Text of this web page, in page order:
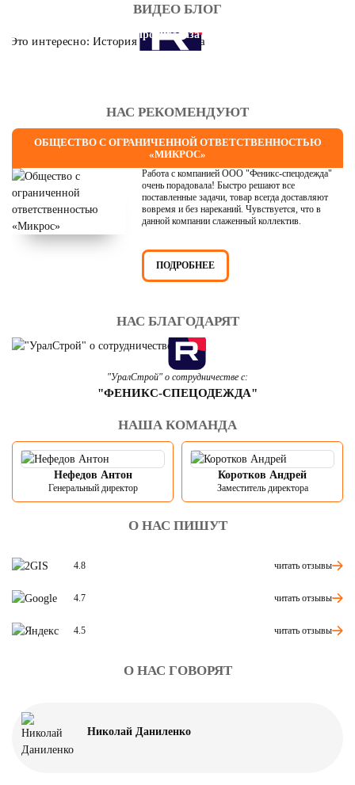
ВИДЕО БЛОГ
Это интересно: История противогаза
НАС РЕКОМЕНДУЮТ
ОБЩЕСТВО С ОГРАНИЧЕННОЙ ОТВЕТСТВЕННОСТЬЮ
«МИКРОС»
Работа с компанией ООО "Феникс-спецодежда"
очень порадовала! Быстро решают все
поставленные задачи, товар всегда доставляют
вовремя и без нареканий. Чувствуется, что в
данной компании слаженный коллектив.
ПОДРОБНЕЕ
НАС БЛАГОДАРЯТ
"УралСтрой" о сотрудничестве с:
"ФЕНИКС-СПЕЦОДЕЖДА"
НАША КОМАНДА
Нефедов Антон
Генеральный директор
Коротков Андрей
Заместитель директора
О НАС ПИШУТ
4.8 читать отзывы
4.7 читать отзывы
4.5 читать отзывы
О НАС ГОВОРЯТ
Николай Даниленко